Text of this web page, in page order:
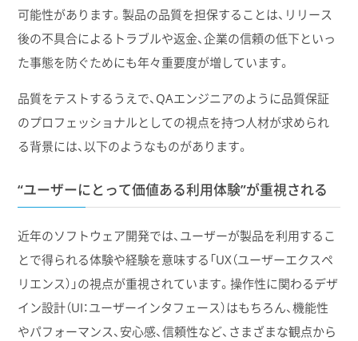
可能性があります。製品の品質を担保することは、リリース
後の不具合によるトラブルや返金、企業の信頼の低下といっ
た事態を防ぐためにも年々重要度が増しています。
品質をテストするうえで、QAエンジニアのように品質保証
のプロフェッショナルとしての視点を持つ人材が求められ
る背景には、以下のようなものがあります。
“ユーザーにとって価値ある利用体験”が重視される
近年のソフトウェア開発では、ユーザーが製品を利用するこ
とで得られる体験や経験を意味する「UX（ユーザーエクスペ
リエンス）」の視点が重視されています。操作性に関わるデザ
イン設計（UI：ユーザーインタフェース）はもちろん、機能性
やパフォーマンス、安心感、信頼性など、さまざまな観点から